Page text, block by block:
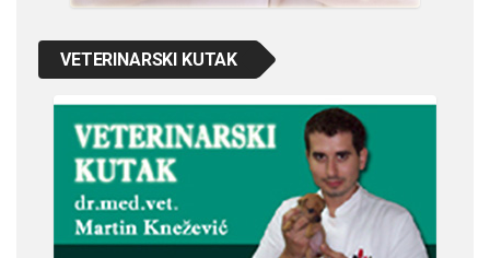
VETERINARSKI KUTAK